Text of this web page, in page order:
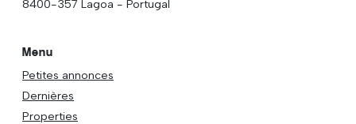
8400-357 Lagoa - Portugal
Menu
Petites annonces
Dernières
Properties